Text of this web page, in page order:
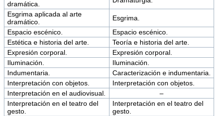
dramática.
Esgrima aplicada al arte
dramático.
Esgrima.
Espacio escénico.
Espacio escénico.
Estética e historia del arte.
Teoría e historia del arte.
Expresión corporal.
Expresión corporal.
Iluminación.
Iluminación.
Indumentaria.
Caracterización e indumentaria.
Interpretación con objetos.
Interpretación con objetos.
Interpretación en el audiovisual.
–
Interpretación en el teatro del
gesto.
Interpretación en el teatro del
gesto.